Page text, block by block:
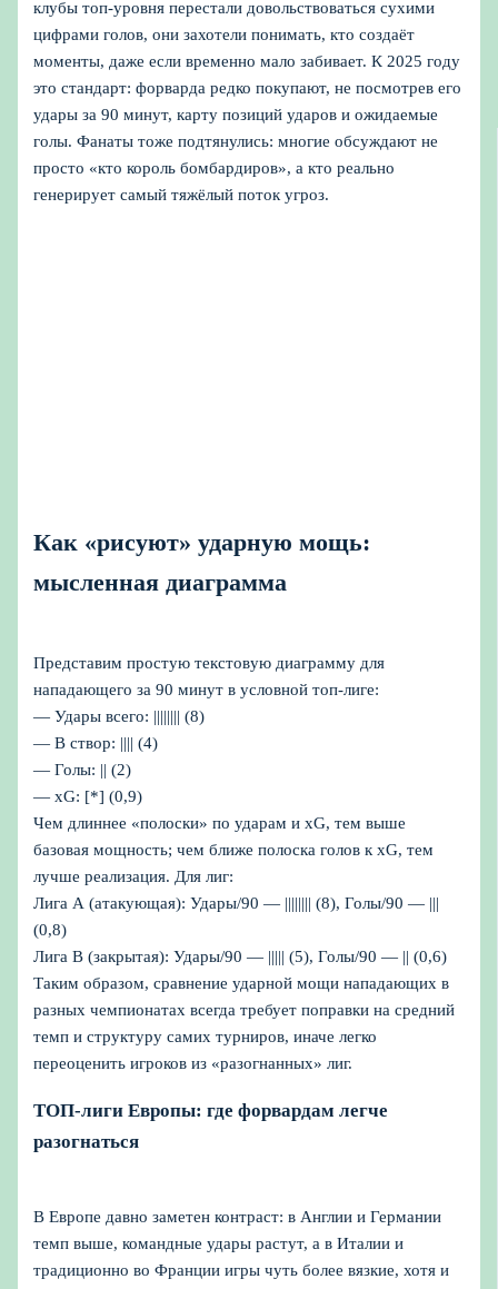
клубы топ‑уровня перестали довольствоваться сухими
цифрами голов, они захотели понимать, кто создаёт
моменты, даже если временно мало забивает. К 2025 году
это стандарт: форварда редко покупают, не посмотрев его
удары за 90 минут, карту позиций ударов и ожидаемые
голы. Фанаты тоже подтянулись: многие обсуждают не
просто «кто король бомбардиров», а кто реально
генерирует самый тяжёлый поток угроз.
Как «рисуют» ударную мощь:
мысленная диаграмма
Представим простую текстовую диаграмму для
нападающего за 90 минут в условной топ‑лиге:
— Удары всего: |||||||| (8)
— В створ: |||| (4)
— Голы: || (2)
— xG: [*] (0,9)
Чем длиннее «полоски» по ударам и xG, тем выше
базовая мощность; чем ближе полоска голов к xG, тем
лучше реализация. Для лиг:
Лига А (атакующая): Удары/90 — |||||||| (8), Голы/90 — |||
(0,8)
Лига B (закрытая): Удары/90 — ||||| (5), Голы/90 — || (0,6)
Таким образом, сравнение ударной мощи нападающих в
разных чемпионатах всегда требует поправки на средний
темп и структуру самих турниров, иначе легко
переоценить игроков из «разогнанных» лиг.
ТОП‑лиги Европы: где форвардам легче
разогнаться
В Европе давно заметен контраст: в Англии и Германии
темп выше, командные удары растут, а в Италии и
традиционно во Франции игры чуть более вязкие, хотя и